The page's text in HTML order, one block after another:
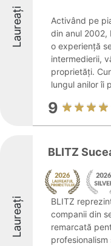
Laureați
Activând pe
din anul 2002,
o experiență
intermedierii,
proprietăți.
lungul anilor îi
9
Laureați
BLITZ
BLITZ
companii din
remarcată